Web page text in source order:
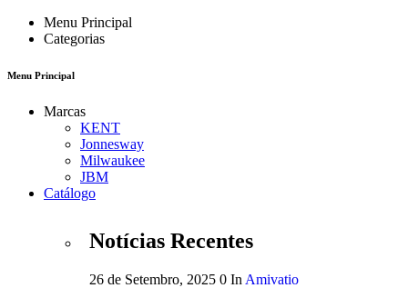
Menu Principal
Categorias
Menu Principal
Marcas
KENT
Jonnesway
Milwaukee
JBM
Catálogo
Notícias Recentes
26 de Setembro, 2025 0 In Amivatio